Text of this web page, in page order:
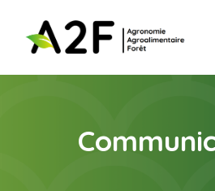
contenu